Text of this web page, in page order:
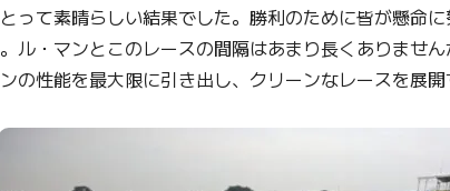
って素晴らしい結果でした。勝利のために皆が懸
ル・マンとこのレースの間隔はあまり長くありませ
の性能を最大限に引き出し、クリーンなレースを展